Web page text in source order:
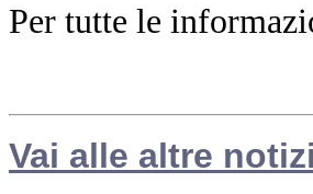
Per tutte le
Vai alle altre